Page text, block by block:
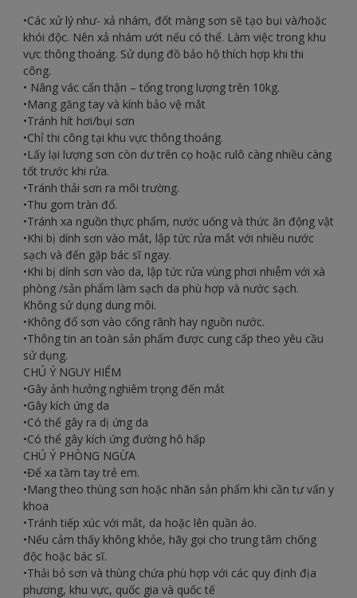
•Các xử lý như- xả nhám, đốt màng sơn sẽ tạo bụi và/hoặc
khói độc. Nên xả nhám ướt nếu có thể. Làm việc trong khu
vực thông thoáng. Sử dụng đồ bảo hộ thích hợp khi thi
công.
• Nâng vác cẩn thận – tổng trọng lượng trên 10kg.
•Mang găng tay và kính bảo vệ mắt
•Tránh hít hơi/bụi sơn
•Chỉ thi công tại khu vực thông thoáng.
•Lấy lại lượng sơn còn dư trên cọ hoặc rulô càng nhiều càng
tốt trước khi rửa.
•Tránh thải sơn ra môi trường.
•Thu gom tràn đổ.
•Tránh xa nguồn thực phẩm, nước uống và thức ăn động vật
•Khi bị dính sơn vào mắt, lập tức rửa mắt với nhiều nước
sạch và đến gặp bác sĩ ngay.
•Khi bị dính sơn vào da, lập tức rửa vùng phơi nhiễm với xà
phòng /sản phẩm làm sạch da phù hợp và nước sạch.
Không sử dụng dung môi.
•Không đổ sơn vào cống rãnh hay nguồn nước.
•Thông tin an toàn sản phẩm được cung cấp theo yêu cầu
sử dụng.
CHÚ Ý NGUY HIỂM
•Gây ảnh hưởng nghiêm trọng đến mắt
•Gây kích ứng da
•Có thể gây ra dị ứng da
•Có thể gây kích ứng đường hô hấp
CHÚ Ý PHÒNG NGỪA
•Để xa tầm tay trẻ em.
•Mang theo thùng sơn hoặc nhãn sản phẩm khi cần tư vấn y
khoa
•Tránh tiếp xúc với mắt, da hoặc lên quần áo.
•Nếu cảm thấy không khỏe, hãy gọi cho trung tâm chống
độc hoặc bác sĩ.
•Thải bỏ sơn và thùng chứa phù hợp với các quy định địa
phương, khu vực, quốc gia và quốc tế